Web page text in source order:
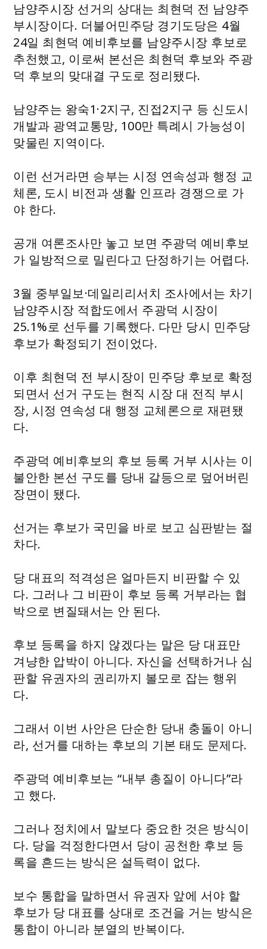
남양주시장 선거의 상대는 최현덕 전 남양주
부시장이다. 더불어민주당 경기도당은 4월
24일 최현덕 예비후보를 남양주시장 후보로
추천했고, 이로써 본선은 최현덕 후보와 주광
덕 후보의 맞대결 구도로 정리됐다.
남양주는 왕숙1·2지구, 진접2지구 등 신도시
개발과 광역교통망, 100만 특례시 가능성이
맞물린 지역이다.
이런 선거라면 승부는 시정 연속성과 행정 교
체론, 도시 비전과 생활 인프라 경쟁으로 가
야 한다.
공개 여론조사만 놓고 보면 주광덕 예비후보
가 일방적으로 밀린다고 단정하기는 어렵다.
3월 중부일보·데일리리서치 조사에서는 차기
남양주시장 적합도에서 주광덕 시장이
25.1%로 선두를 기록했다. 다만 당시 민주당
후보가 확정되기 전이었다.
이후 최현덕 전 부시장이 민주당 후보로 확정
되면서 선거 구도는 현직 시장 대 전직 부시
장, 시정 연속성 대 행정 교체론으로 재편됐
다.
주광덕 예비후보의 후보 등록 거부 시사는 이
불안한 본선 구도를 당내 갈등으로 덮어버린
장면이 됐다.
선거는 후보가 국민을 바로 보고 심판받는 절
차다.
당 대표의 적격성은 얼마든지 비판할 수 있
다. 그러나 그 비판이 후보 등록 거부라는 협
박으로 변질돼서는 안 된다.
후보 등록을 하지 않겠다는 말은 당 대표만
겨냥한 압박이 아니다. 자신을 선택하거나 심
판할 유권자의 권리까지 볼모로 잡는 행위
다.
그래서 이번 사안은 단순한 당내 충돌이 아니
라, 선거를 대하는 후보의 기본 태도 문제다.
주광덕 예비후보는 “내부 총질이 아니다”라
고 했다.
그러나 정치에서 말보다 중요한 것은 방식이
다. 당을 걱정한다면서 당이 공천한 후보 등
록을 흔드는 방식은 설득력이 없다.
보수 통합을 말하면서 유권자 앞에 서야 할
후보가 당 대표를 상대로 조건을 거는 방식은
통합이 아니라 분열의 반복이다.